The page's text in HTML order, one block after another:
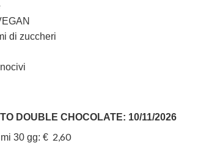
di zuccheri
DOUBLE CHOCOLATE: 10/11/2026
30 gg: € 2,60